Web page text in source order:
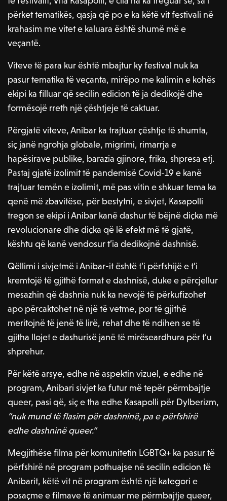
përket tematikës, qasja që po e ka këtë vit festivali në
krahasim me vitet e kaluara është shumë më e
veçantë.
Viteve të para kur është mbajtur ky festival nuk ka
pasur tematika të veçanta, mirëpo me kalimin e kohës
ekipi ka filluar që secilin edicion të ja dedikojë dhe
formësojë rreth një çështjeje të caktuar.
Përgjatë viteve, Anibar ka trajtuar çështje të shumta,
siç janë ngrohja globale, migrimi, rimarrja e
hapësirave publike, barazia gjinore, frika, shpresa etj.
Pastaj gjatë izolimit të pandemisë Covid-19 e kanë
trajtuar temën e izolimit, më pas vitin e shkuar tema ka
qenë më zbavitëse, për bestytni, e sivjet, Kasapolli
tregon se ekipi i Anibar kanë dashur të bëjnë diçka më
revolucionare dhe diçka që lë efekt më të gjatë,
kështu që kanë vendosur t’ia dedikojnë dashnisë.
Qëllimi i sivjetmë i Anibar-it është t’i përfshijë e t’i
kremtojë të gjithë format e dashnisë, duke e përcjellur
mesazhin që dashnia nuk ka nevojë të përkufizohet
apo përcaktohet në një të vetme, por të gjithë
meritojnë të jenë të lirë, rehat dhe të ndihen se të
gjitha llojet e dashurisë janë të mirëseardhura për t’u
shprehur.
Për këtë arsye, edhe në aspektin vizuel, e edhe në
program, Anibari sivjet ka futur më tepër përmbajtje
queer, pasi që, siç e tha edhe Kasapolli për Dylberizm,
“nuk mund të flasim për dashninë, pa e përfshirë
edhe dashninë queer.”
Megjithëse filma për komunitetin LGBTQ+ ka pasur të
përfshirë në program pothuajse në secilin edicion të
Anibarit, këtë vit në program është një kategori e
posaçme e filmave të animuar me përmbajtje queer,